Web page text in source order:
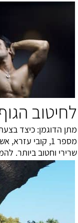
לחיטוב
מתן הדוגמן: כיצד
מספר 1, קובי
שרירי וחטוב ביותר.